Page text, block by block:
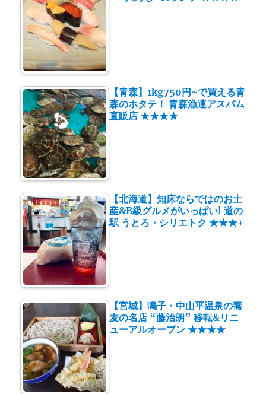
【青森】1kg750円~で買える青
森のホタテ！ 青森漁連アスパム
直販店 ★★★★
【北海道】知床ならではのお土
産&B級グルメがいっぱい! 道の
駅 うとろ・シリエトク ★★★+
【宮城】鳴子・中山平温泉の蕎
麦の名店 “藤治朗” 移転&リニ
ューアルオープン ★★★★